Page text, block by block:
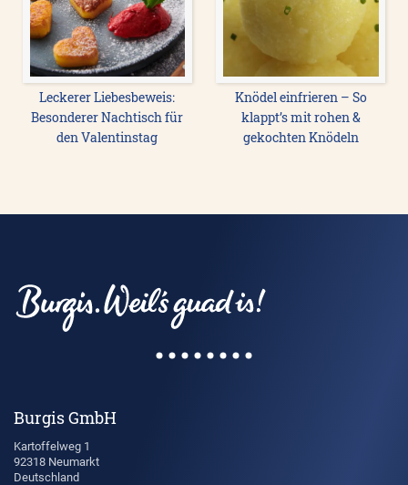
Leckerer Liebesbeweis:
Besonderer Nachtisch für
den Valentinstag
Knödel einfrieren – So
klappt’s mit rohen &
gekochten Knödeln
Burgis GmbH
Kartoffelweg 1
92318 Neumarkt
Deutschland